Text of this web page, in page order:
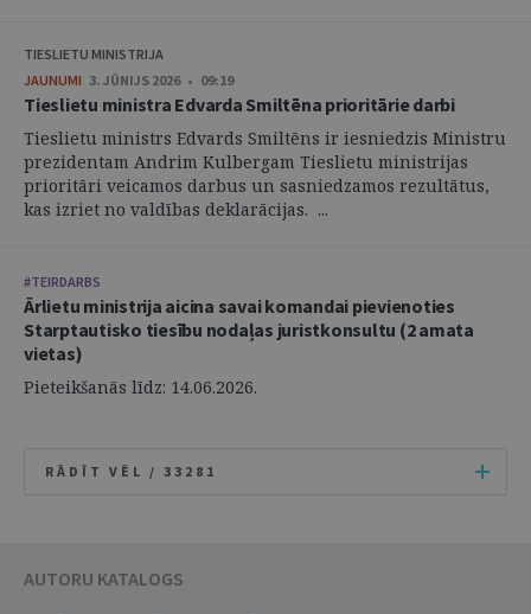
TIESLIETU MINISTRIJA
JAUNUMI 3. JŪNIJS 2026 • 09:19
Tieslietu ministra Edvarda Smiltēna prioritārie darbi
Tieslietu ministrs Edvards Smiltēns ir iesniedzis Ministru
prezidentam Andrim Kulbergam Tieslietu ministrijas
prioritāri veicamos darbus un sasniedzamos rezultātus,
kas izriet no valdības deklarācijas. ...
#TEIRDARBS
Ārlietu ministrija aicina savai komandai pievienoties
Starptautisko tiesību nodaļas juristkonsultu (2 amata
vietas)
Pieteikšanās līdz: 14.06.2026.
RĀDĪT VĒL / 33281
AUTORU KATALOGS